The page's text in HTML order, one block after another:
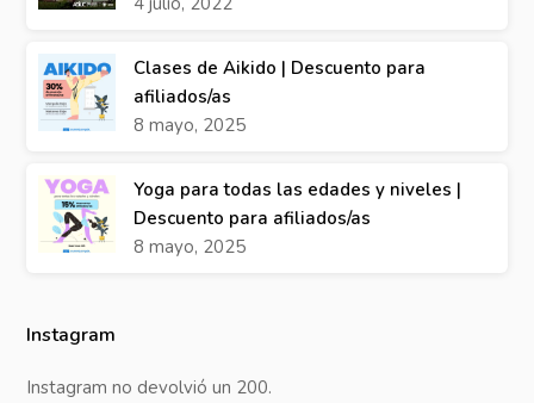
Clases de Aikido | Descuento para
afiliados/as
8 mayo, 2025
Yoga para todas las edades y niveles |
Descuento para afiliados/as
8 mayo, 2025
Instagram
Instagram no devolvió un 200.